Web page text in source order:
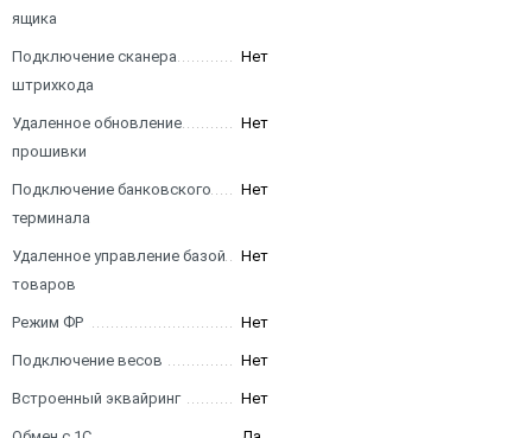
ящика
Подключение сканера
штрихкода
Нет
Удаленное обновление
прошивки
Нет
Подключение банковского
терминала
Нет
Удаленное управление базой
товаров
Нет
Режим ФР Нет
Подключение весов Нет
Встроенный эквайринг Нет